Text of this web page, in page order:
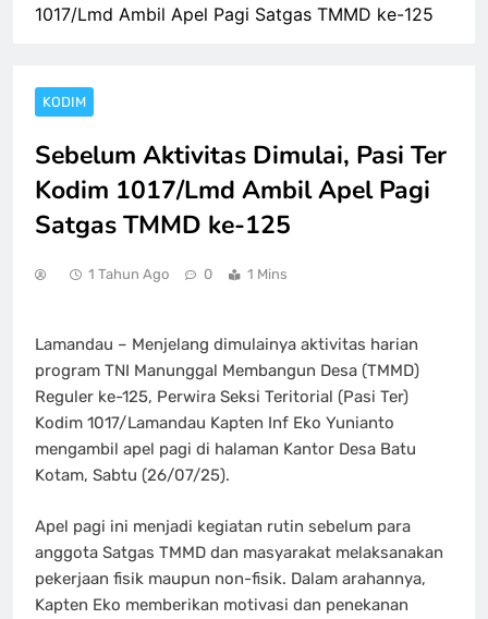
1017/Lmd Ambil Apel Pagi Satgas TMMD ke-125
KODIM
Sebelum Aktivitas Dimulai, Pasi Ter
Kodim 1017/Lmd Ambil Apel Pagi
Satgas TMMD ke-125
1 Tahun Ago 0 1 Mins
Lamandau – Menjelang dimulainya aktivitas harian
program TNI Manunggal Membangun Desa (TMMD)
Reguler ke-125, Perwira Seksi Teritorial (Pasi Ter)
Kodim 1017/Lamandau Kapten Inf Eko Yunianto
mengambil apel pagi di halaman Kantor Desa Batu
Kotam, Sabtu (26/07/25).
Apel pagi ini menjadi kegiatan rutin sebelum para
anggota Satgas TMMD dan masyarakat melaksanakan
pekerjaan fisik maupun non-fisik. Dalam arahannya,
Kapten Eko memberikan motivasi dan penekanan